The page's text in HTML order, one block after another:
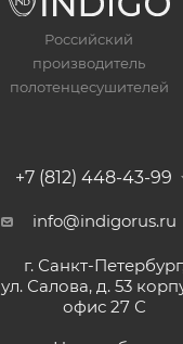
Российский
производитель
полотенцесушителей
+7 (812) 448-43-99
info@indigorus.ru
г. Санкт-
ул. Салова, д. 53
офис 27 С